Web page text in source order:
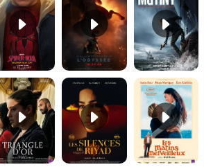
Les Silences de Riyad Bande-annonce VO STFR Les Matins merveilleux Bande-annonce VF